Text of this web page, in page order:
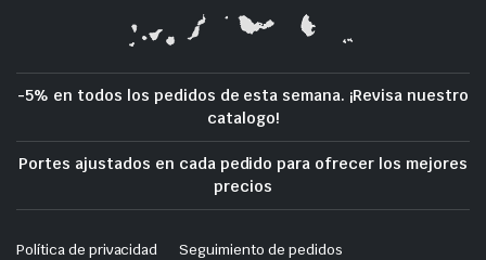
-5% en todos los pedidos de esta semana. ¡Revisa nuestro
catalogo!
Portes ajustados en cada pedido para ofrecer los mejores
precios
Política de privacidad
Seguimiento de pedidos